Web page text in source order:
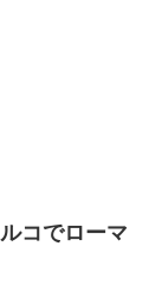
コでローマ